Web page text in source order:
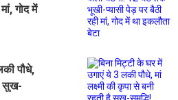
गोद में
पौधे,
सुख-